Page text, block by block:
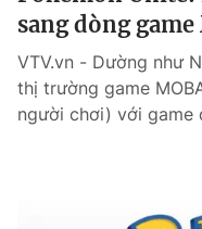
sang dòng game
VTV.vn - Dường như
thị trường game
người chơi) với game